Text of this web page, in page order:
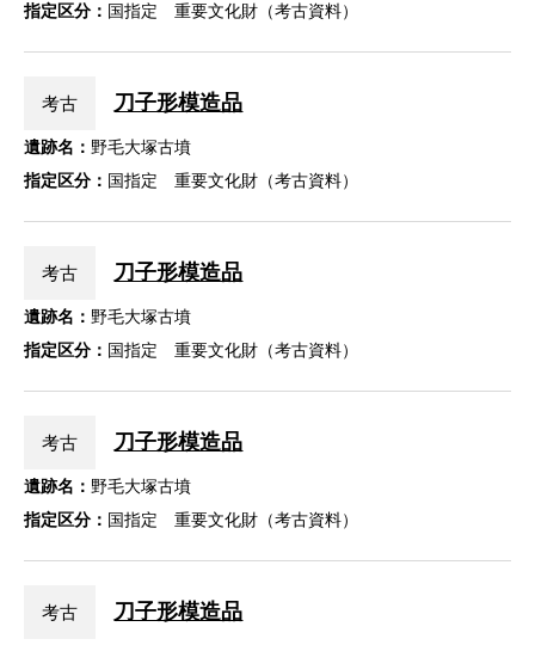
指定区分： 国指定 重要文化財（考古資料）
考古 刀子形模造品
遺跡名： 野毛大塚古墳
指定区分： 国指定 重要文化財（考古資料）
考古 刀子形模造品
遺跡名： 野毛大塚古墳
指定区分： 国指定 重要文化財（考古資料）
考古 刀子形模造品
遺跡名： 野毛大塚古墳
指定区分： 国指定 重要文化財（考古資料）
考古 刀子形模造品